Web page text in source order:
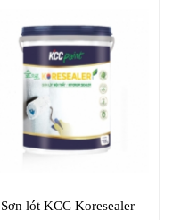
Sơn lót KCC Koresealer